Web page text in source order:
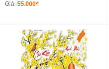
Giá: 55.000₫